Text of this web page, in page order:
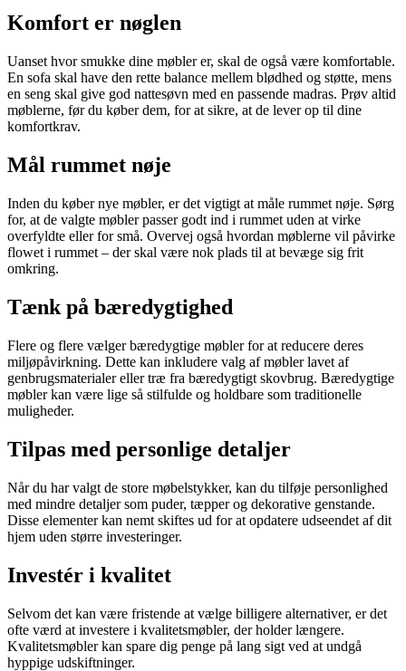
Komfort er nøglen
Uanset hvor smukke dine møbler er, skal de også være komfortable.
En sofa skal have den rette balance mellem blødhed og støtte, mens
en seng skal give god nattesøvn med en passende madras. Prøv altid
møblerne, før du køber dem, for at sikre, at de lever op til dine
komfortkrav.
Mål rummet nøje
Inden du køber nye møbler, er det vigtigt at måle rummet nøje. Sørg
for, at de valgte møbler passer godt ind i rummet uden at virke
overfyldte eller for små. Overvej også hvordan møblerne vil påvirke
flowet i rummet – der skal være nok plads til at bevæge sig frit
omkring.
Tænk på bæredygtighed
Flere og flere vælger bæredygtige møbler for at reducere deres
miljøpåvirkning. Dette kan inkludere valg af møbler lavet af
genbrugsmaterialer eller træ fra bæredygtigt skovbrug. Bæredygtige
møbler kan være lige så stilfulde og holdbare som traditionelle
muligheder.
Tilpas med personlige detaljer
Når du har valgt de store møbelstykker, kan du tilføje personlighed
med mindre detaljer som puder, tæpper og dekorative genstande.
Disse elementer kan nemt skiftes ud for at opdatere udseendet af dit
hjem uden større investeringer.
Investér i kvalitet
Selvom det kan være fristende at vælge billigere alternativer, er det
ofte værd at investere i kvalitetsmøbler, der holder længere.
Kvalitetsmøbler kan spare dig penge på lang sigt ved at undgå
hyppige udskiftninger.